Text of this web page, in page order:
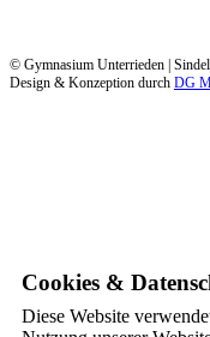
© Gymnasium Unterrieden |
Design & Konzeption durch DG
Cookies &
Diese Website